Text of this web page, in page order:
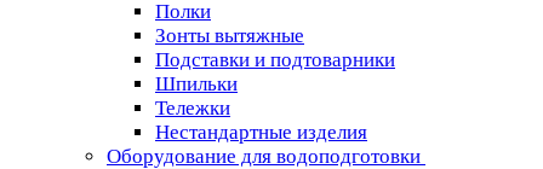
Полки
Зонты вытяжные
Подставки и подтоварники
Шпильки
Тележки
Нестандартные изделия
Оборудование для водоподготовки